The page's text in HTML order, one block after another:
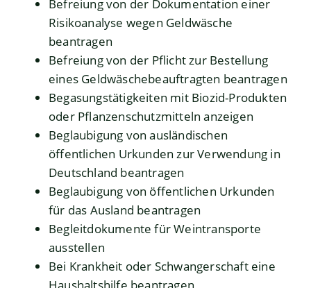
Befreiung von der Dokumentation einer
Risikoanalyse wegen Geldwäsche
beantragen
Befreiung von der Pflicht zur Bestellung
eines Geldwäschebeauftragten beantragen
Begasungstätigkeiten mit Biozid-Produkten
oder Pflanzenschutzmitteln anzeigen
Beglaubigung von ausländischen
öffentlichen Urkunden zur Verwendung in
Deutschland beantragen
Beglaubigung von öffentlichen Urkunden
für das Ausland beantragen
Begleitdokumente für Weintransporte
ausstellen
Bei Krankheit oder Schwangerschaft eine